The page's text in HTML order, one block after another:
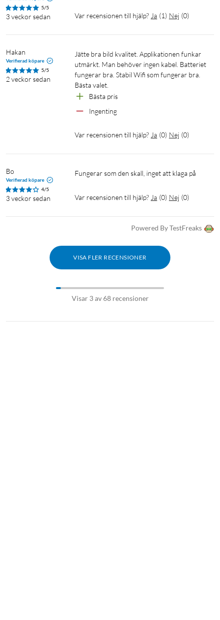
Synfält: 110 grader
Rörelseavkänning: Avancerad rörelseavkänning med
justerbara zoner
identifiera människor
Kommunikation: Wifi 2.4 GHz
Lagring: MicroSD-kortplats (stöd för upp till 512 GB)
Vattentålig: IP65 (vattentålig och dammtålig)
Driftstemperatur: -20°C till 45°C
App-kompatibilitet: Tapo App för iOS och Android
Strömförsörjning: Inbyggt batteri
5/5
3 veckor sedan Var recensionen till hjälp? Ja (1) Nej (0)
Hakan
Verifierad köpare
5/5
2 veckor sedan
Jätte bra bild kvalitet. Applikationen funkar
utmärkt. Man behöver ingen kabel. Batteriet
fungerar bra. Stabil Wifi som fungerar bra.
Bästa valet.
Bästa pris
Ingenting
Var recensionen till hjälp? Ja (0) Nej (0)
Bo
Verifierad köpare
4/5
3 veckor sedan
Fungerar som den skall, inget att klaga på
Var recensionen till hjälp? Ja (0) Nej (0)
Powered By TestFreaks
VISA FLER RECENSIONER
Visar 3 av 68 recensioner